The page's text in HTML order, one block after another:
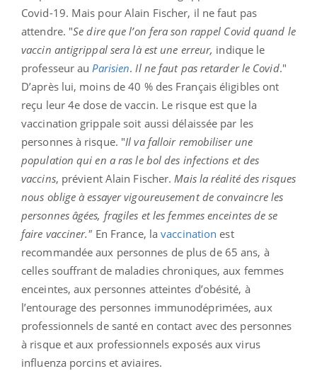
Covid-19. Mais pour Alain Fischer, il ne faut pas
attendre. "Se dire que l’on fera son rappel Covid quand le
vaccin antigrippal sera là est une erreur, indique le
professeur auParisien.Il ne faut pas retarder le Covid."
D’après lui, moins de 40 % des Français éligibles ont
reçu leur 4e dose de vaccin. Le risque est que la
vaccination grippale soit aussi délaissée par les
personnes à risque. "Il va falloir remobiliser une
population qui en a ras le bol des infections et des
vaccins, prévient Alain Fischer.Mais la réalité des risques
nous oblige à essayer vigoureusement de convaincre les
personnes âgées, fragiles et les femmes enceintes de se
faire vacciner." En France, lavaccination est
recommandée aux personnes de plus de 65 ans, à
celles souffrant de maladies chroniques, aux femmes
enceintes, aux personnes atteintes d’obésité, à
l’entourage des personnes immunodéprimées, aux
professionnels de santé en contact avec des personnes
à risque et aux professionnels exposés aux virus
influenza porcins et aviaires.